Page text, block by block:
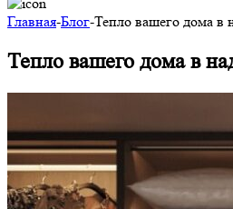
Главная-Блог-Тепло вашего дома в
Тепло вашего дома в